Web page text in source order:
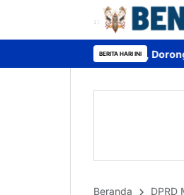
BERITA HARI INI
Dorong UMKM Perkuat
Beranda DPRD